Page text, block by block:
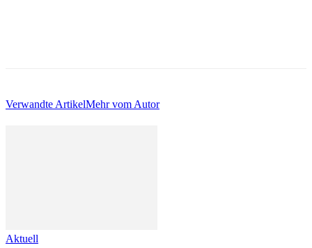
Verwandte ArtikelMehr vom Autor
Aktuell